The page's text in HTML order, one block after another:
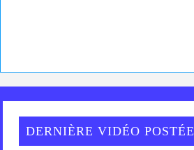
DERNIÈRE VIDÉO POSTÉE